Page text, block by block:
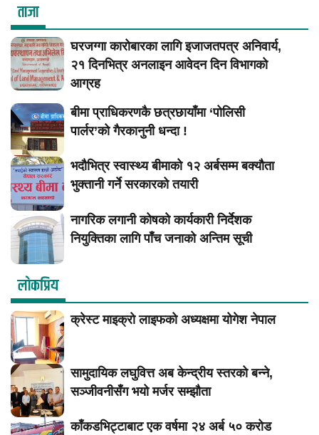
ताजा
घरजग्गा कारोबारका लागि इजाजतपत्र अनिवार्य,
२१ दिनभित्र अनलाइन आवेदन दिन विभागको
आग्रह
बीमा प्राधिकरणकै छत्रछायाँमा ‘पोलिसी
पार्लर’को गैरकानुनी धन्दा !
भदौभित्र स्वास्थ्य बीमाको १२ अर्बसम्म बक्यौता
भुक्तानी गर्ने सरकारको तयारी
नागरिक लगानी कोषको कार्यकारी निर्देशक
नियुक्तिका लागि पाँच जनाको अन्तिम सूची
लाेकप्रिय
क्रेस्ट माइक्रो लाइफको अध्यक्षमा योगेश नेपाल
सामुदायिक लघुवित्त अब केन्द्रीय स्तरको बन्ने,
सञ्जीवनीसँग भयो मर्जर सम्झौता
काँकडभिट्टाबाट एक वर्षमा २४ अर्ब ५० करोड